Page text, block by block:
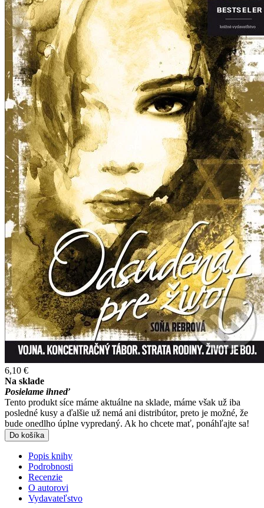
6,10 €
Na sklade
Posielame ihneď
Tento produkt síce máme aktuálne na sklade, máme však už iba
posledné kusy a ďalšie už nemá ani distribútor, preto je možné, že
bude onedlho úplne vypredaný. Ak ho chcete mať, ponáhľajte sa!
Do košíka
Popis knihy
Podrobnosti
Recenzie
O autorovi
Vydavateľstvo